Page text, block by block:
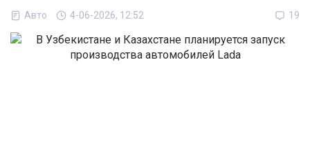
Авто 4-06-2026, 12:52 19